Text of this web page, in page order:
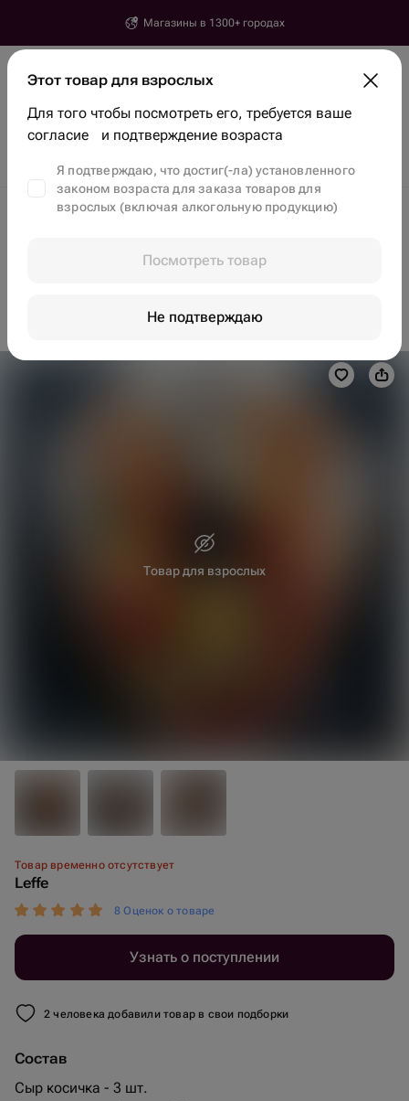
Магазины в 1300+ городах
Введите город, улицу и дом доставки
Найти товары и магазины
Тренды Цветы Бенто-торты Клубника в шоколаде
Доставка цветов в Ереване Съедобные букеты в Ереване
Этого товара пока нет, но вы сможете найти
Товар временно отсутствует
Leffe
8 Оценок о товаре
Узнать о поступлении
2 человека добавили товар в свои подборки
Состав
Сыр косичка - 3 шт.
Товар для взрослых
Этот товар для взрослых
Для того чтобы посмотреть его, требуется ваше
согласие и подтверждение возраста
Я подтверждаю, что достиг(-ла) установленного
законом возраста для заказа товаров для
взрослых (включая алкогольную продукцию)
Не подтверждаю
Посмотреть товар